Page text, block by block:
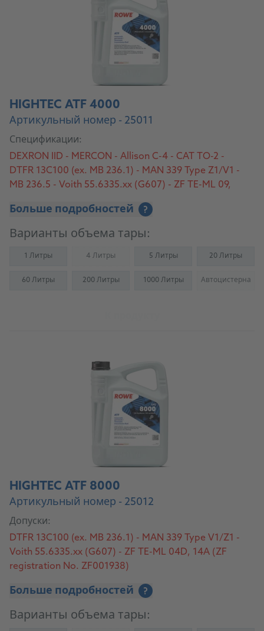
HIGHTEC ATF 4000
Артикульный номер - 25011
Спецификации:
DEXRON IID - MERCON - Allison C-4 - CAT TO-2 -
DTFR 13C100 (ex. MB 236.1) - MAN 339 Type Z1/V1 -
MB 236.5 - Voith 55.6335.xx (G607) - ZF TE-ML 09,
Больше подробностей ?
Варианты объема тары:
1 Литры 4 Литры(Not available) 5 Литры 20 Литры
60 Литры 200 Литры 1000 Литры Автоцистерна
(Not
HIGHTEC ATF 8000
Артикульный номер - 25012
Допуски:
DTFR 13C100 (ex. MB 236.1) - MAN 339 Type V1/Z1 -
Voith 55.6335.xx (G607) - ZF TE-ML 04D, 14A (ZF
registration No. ZF001938)
Больше подробностей ?
Варианты объема тары: